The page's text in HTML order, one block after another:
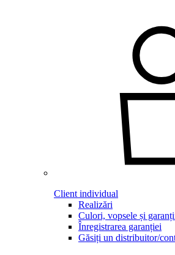
Client individual
Realizări
Culori, vopsele și
Înregistrarea garanției
Găsiți un distribuitor/